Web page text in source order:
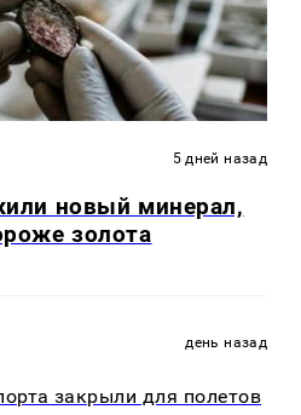
5 дней назад
новый минерал,
золота
день назад
закрыли для полетов